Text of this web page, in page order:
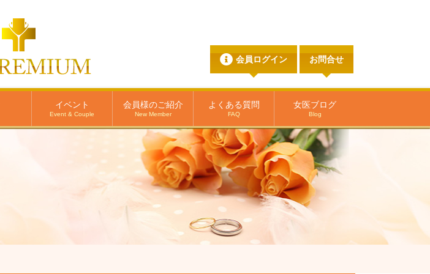
会員ログイン お問合せ
イベント
Event & Couple
会員様のご紹介
New Member
よくある質問
FAQ
女医ブログ
Blog